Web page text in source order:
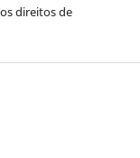
direitos de